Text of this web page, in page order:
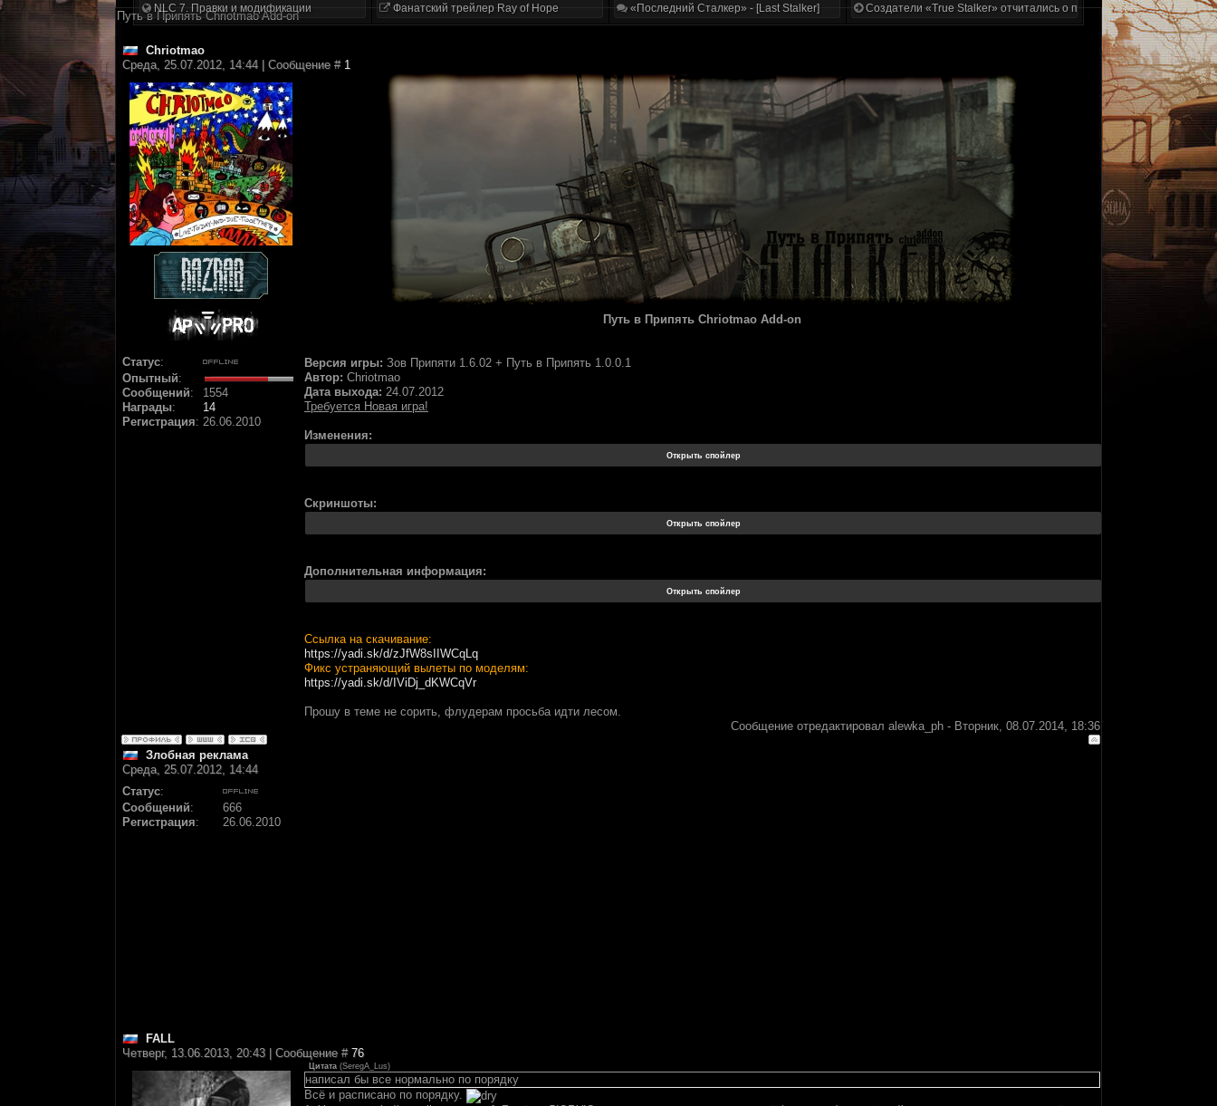
NLC 7. Правки и модификации
Фанатский трейлер Ray of Hope
«Последний Сталкер» - [Last Stalker]
Создатели «True Stalker» отчитались о проделанной работе
Путь в Припять Chriotmao Add-on
Chriotmao
Среда, 25.07.2012, 14:44 | Сообщение # 1
Статус:
Опытный:
Сообщений:
1554
Награды:
14
Регистрация: 26.06.2010
Путь в Припять Chriotmao Add-on
Версия игры: Зов Припяти 1.6.02 + Путь в Припять 1.0.0.1
Автор: Chriotmao
Дата выхода: 24.07.2012
Требуется Новая игра!
Изменения:
Скриншоты:
Дополнительная информация:
Ссылка на скачивание:
https://yadi.sk/d/zJfW8sIIWCqLq
Фикс устраняющий вылеты по моделям:
https://yadi.sk/d/IViDj_dKWCqVr
Прошу в теме не сорить, флудерам просьба идти лесом.
Сообщение отредактировал alewka_ph - Вторник, 08.07.2014, 18:36
Злобная реклама
Среда, 25.07.2012, 14:44
Статус:
Сообщений:
666
Регистрация: 26.06.2010
FALL
Четверг, 13.06.2013, 20:43 | Сообщение # 76
Цитата (SeregA_Lus)
написал бы все нормально по порядку
Всё и расписано по порядку.